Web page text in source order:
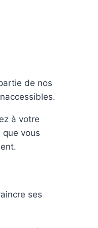
de nos
à votre
vous
ses